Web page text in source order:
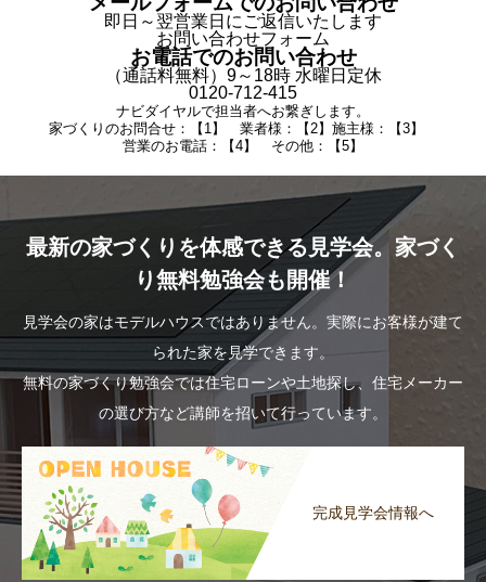
即日～翌営業日にご返信いたします
お問い合わせフォーム
お電話でのお問い合わせ
（通話料無料）9～18時 水曜日定休
0120-712-415
ナビダイヤルで担当者へお繋ぎします。
家づくりのお問合せ：【1】 業者様：【2】施主様：【3】
営業のお電話：【4】 その他：【5】
最新の家づくりを体感できる見学会。家づく
り無料勉強会も開催！
見学会の家はモデルハウスではありません。実際にお客様が建て
られた家を見学できます。
無料の家づくり勉強会では住宅ローンや土地探し、住宅メーカー
の選び方など講師を招いて行っています。
完成見学会情報へ